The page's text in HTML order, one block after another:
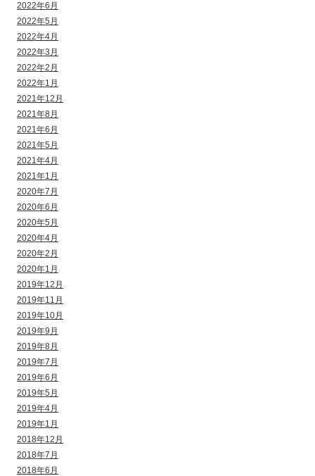
2022年6月
2022年5月
2022年4月
2022年3月
2022年2月
2022年1月
2021年12月
2021年8月
2021年6月
2021年5月
2021年4月
2021年1月
2020年7月
2020年6月
2020年5月
2020年4月
2020年2月
2020年1月
2019年12月
2019年11月
2019年10月
2019年9月
2019年8月
2019年7月
2019年6月
2019年5月
2019年4月
2019年1月
2018年12月
2018年7月
2018年6月